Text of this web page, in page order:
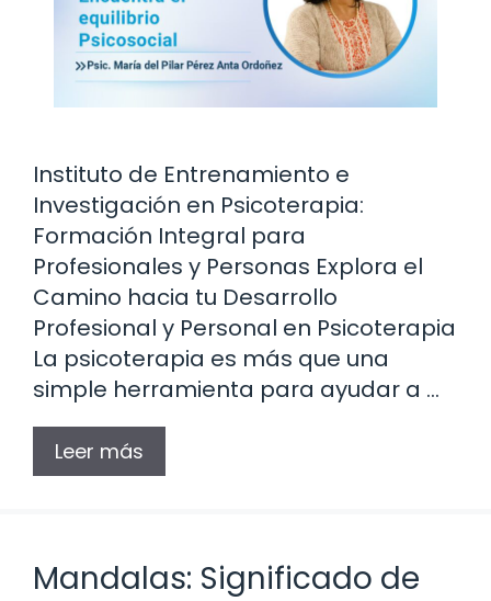
Instituto de Entrenamiento e
Investigación en Psicoterapia:
Formación Integral para
Profesionales y Personas Explora el
Camino hacia tu Desarrollo
Profesional y Personal en Psicoterapia
La psicoterapia es más que una
simple herramienta para ayudar a …
Leer más
Mandalas: Significado de